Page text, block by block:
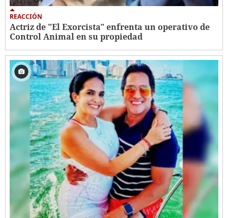
REACCIÓN
Actriz de "El Exorcista" enfrenta un operativo de
Control Animal en su propiedad